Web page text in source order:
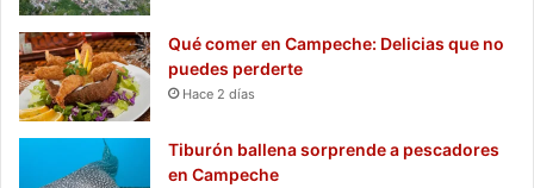
Qué comer en Campeche: Delicias que no
puedes perderte
Hace 2 días
Tiburón ballena sorprende a pescadores
en Campeche